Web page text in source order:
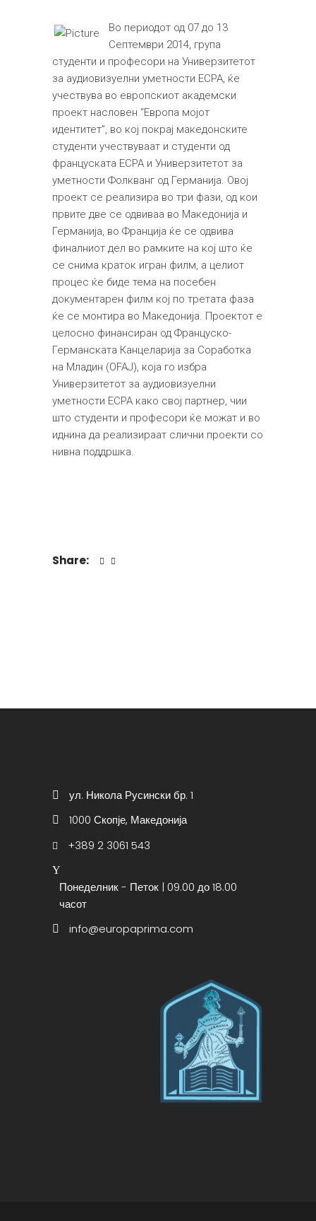
Во периодот од 07 до 13
Септември 2014, група
студенти и професори на Универзитетот
за аудиовизуелни уметности ЕСРА, ќе
учествува во европскиот академски
проект насловен “Европа мојот
идентитет”, во кој покрај македонските
студенти учествуваат и студенти од
француската ЕСРА и Универзитетот за
уметности Фолкванг од Германија. Овој
проект се реализира во три фази, од кои
првите две се одвиваа во Македонија и
Германија, во Франција ќе се одвива
финалниот дел во рамките на кој што ќе
се снима краток игран филм, а целиот
процес ќе биде тема на посебен
документарен филм кој по третата фаза
ќе се монтира во Македонија. Проектот е
целосно финансиран од Француско-
Германската Канцеларија за Соработка
на Младин (OFAJ), која го избра
Универзитетот за аудиовизуелни
уметности ЕСРА како свој партнер, чии
што студенти и професори ќе можат и во
иднина да реализираат слични проекти со
нивна поддршка.
Share:
ул. Никола Русински бр. 1
1000 Скопје, Македонија
+389 2 3061 543
Понеделник - Петок | 09.00 до 18.00
часот
info@europaprima.com